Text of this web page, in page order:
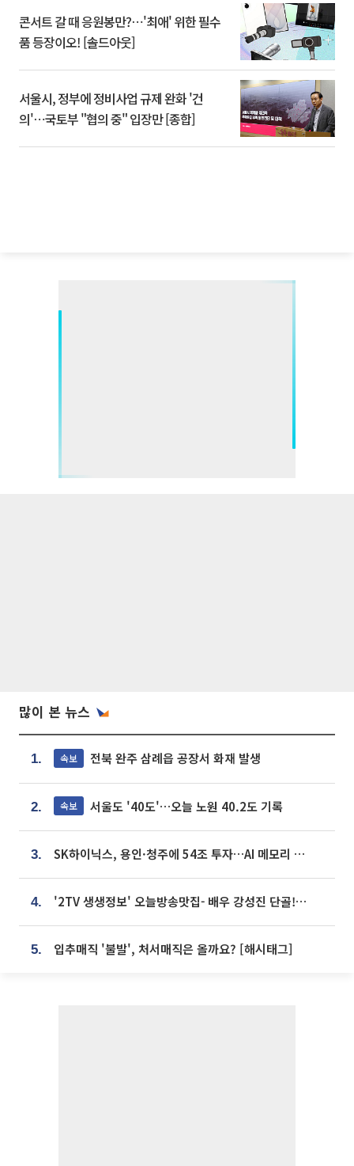
콘서트 갈 때 응원봉만?⋯'최애' 위한 필수
품 등장이오! [솔드아웃]
서울시, 정부에 정비사업 규제 완화 '건
의'⋯국토부 "협의 중" 입장만 [종합]
많이 본 뉴스
1. 속보 전북 완주 삼례읍 공장서 화재 발생
2. 속보 서울도 '40도'…오늘 노원 40.2도 기록
3. SK하이닉스, 용인·청주에 54조 투자…AI 메모리 생산기지 키운다
4. '2TV 생생정보' 오늘방송맛집- 배우 강성진 단골! 쌀국수ㆍ푸팟퐁 커리 맛집 '블○○○'
5. 입추매직 '불발', 처서매직은 올까요? [해시태그]